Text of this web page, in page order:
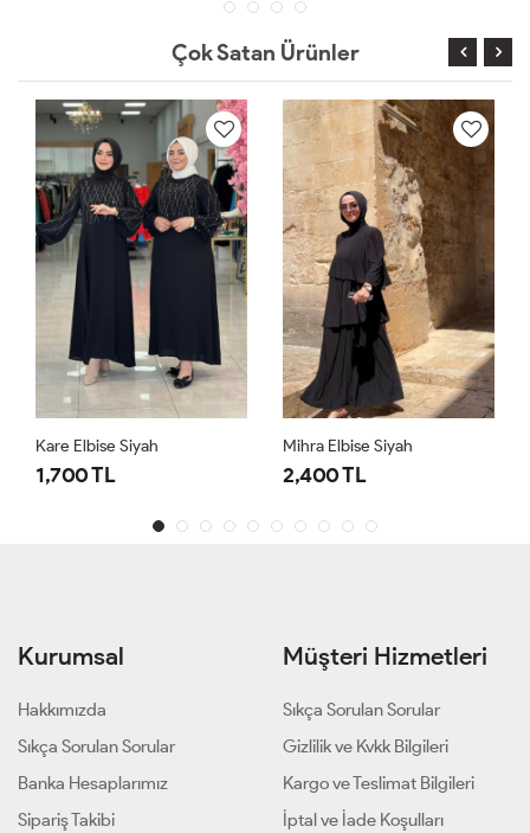
Çok Satan Ürünler
Kare Elbise Siyah
1,700 TL
Mihra Elbise Siyah
2,400 TL
Kurumsal
Hakkımızda
Sıkça Sorulan Sorular
Banka Hesaplarımız
Sipariş Takibi
Müşteri Hizmetleri
Sıkça Sorulan Sorular
Gizlilik ve Kvkk Bilgileri
Kargo ve Teslimat Bilgileri
İptal ve İade Koşulları